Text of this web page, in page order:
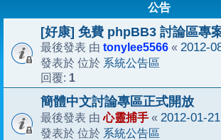
公告
[好康] 免費 phpBB3 討論區專
最後發表 由 tonylee5566 « 2012-
發表於 位於 系統公告區
回覆: 1
簡體中文討論專區正式開放
最後發表 由心靈捕手 « 2012-01-
發表於 位於 系統公告區